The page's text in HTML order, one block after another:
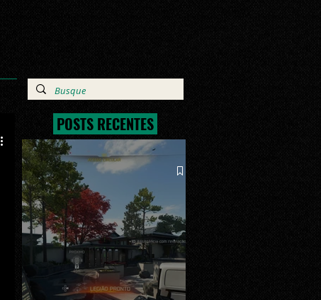
POSTS RECENTES